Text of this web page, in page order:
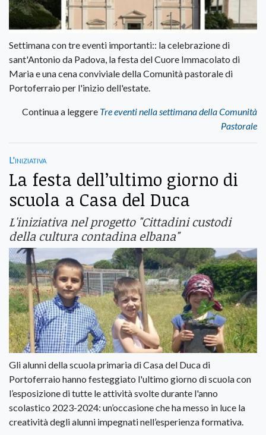
Settimana con tre eventi importanti:: la celebrazione di
sant'Antonio da Padova, la festa del Cuore Immacolato di
Maria e una cena conviviale della Comunità pastorale di
Portoferraio per l'inizio dell'estate.
Continua a leggere Tre eventi nella settimana della Comunità
Pastorale
L'iniziativa
La festa dell’ultimo giorno di
scuola a Casa del Duca
L'iniziativa nel progetto "Cittadini custodi
della cultura contadina elbana"
Gli alunni della scuola primaria di Casa del Duca di
Portoferraio hanno festeggiato l'ultimo giorno di scuola con
l’esposizione di tutte le attività svolte durante l'anno
scolastico 2023-2024: un’occasione che ha messo in luce la
creatività degli alunni impegnati nell’esperienza formativa.